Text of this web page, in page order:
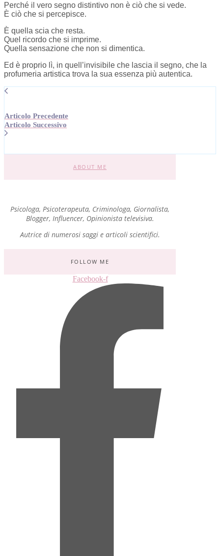
Perché il vero segno distintivo non è ciò che si vede.
È ciò che si percepisce.
È quella scia che resta.
Quel ricordo che si imprime.
Quella sensazione che non si dimentica.
Ed è proprio lì, in quell’invisibile che lascia il segno, che la
profumeria artistica trova la sua essenza più autentica.
Articolo Precedente
Articolo Successivo
ABOUT ME
Psicologa, Psicoterapeuta, Criminologa, Giornalista,
Blogger, Influencer, Opinionista televisiva.
Autrice di numerosi saggi e articoli scientifici.
FOLLOW ME
Facebook-f